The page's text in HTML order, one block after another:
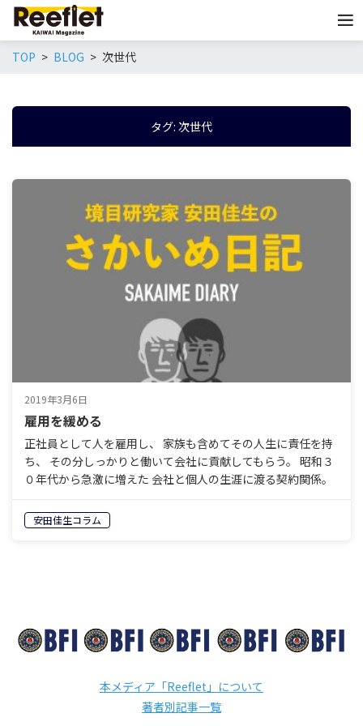
TOP BLOG 次世代
タグ: 次世代
2019年3月6日
雇用を緩める
正社員として人を雇用し、 家族も含めてその人生に責任を持
ち、 その分しっかりと働いて会社に貢献してもらう。 昭和３
０年代から急激に増えた 会社と個人の生涯に渡る契約関係。
安田佳生コラム
本メディア「Reeflet」について
著者別記事一覧